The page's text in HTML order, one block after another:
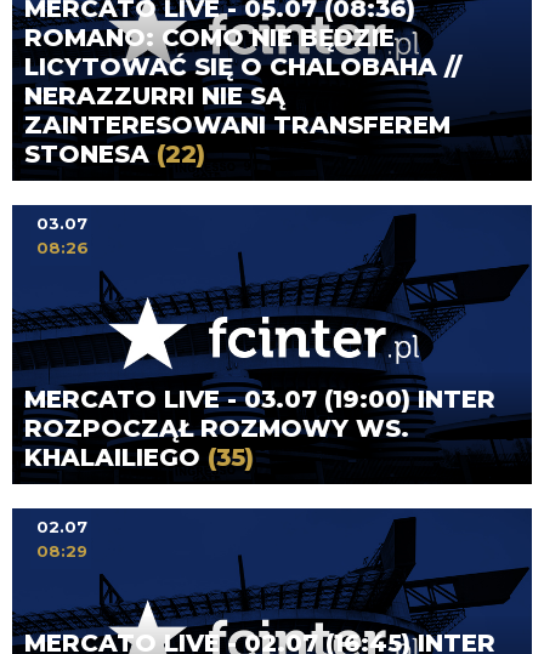
MERCATO LIVE - 05.07 (08:36)
ROMANO: COMO NIE BĘDZIE
LICYTOWAĆ SIĘ O CHALOBAHA //
NERAZZURRI NIE SĄ
ZAINTERESOWANI TRANSFEREM
STONESA (22)
MERCATO LIVE - 03.07 (19:00) INTER
ROZPOCZĄŁ ROZMOWY WS.
KHALAILIEGO (35)
03.07
08:26
MERCATO LIVE - 02.07 (16:45) INTER
02.07
08:29